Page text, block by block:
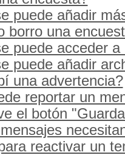
puede añadir
borro una
puede acceder a
puede añadir
una advertencia?
reportar un
el botón
reactivar un